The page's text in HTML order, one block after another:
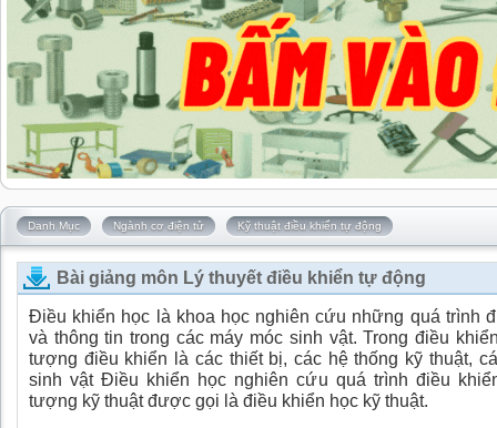
Danh Mục Ngành cơ điện tử Kỹ thuật điều khiển tự động
Bài giảng môn Lý thuyết điều khiển tự động
Điều khiển học là khoa học nghiên cứu những quá trình
và thông tin trong các máy móc sinh vật. Trong điều
tượng điều khiển là các thiết bị, các hệ thống kỹ thuật,
sinh vật Điều khiển học nghiên cứu quá trình điều
tượng kỹ thuật được gọi là điều khiển học kỹ thuật.